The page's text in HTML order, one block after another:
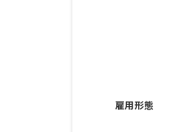
雇用形態